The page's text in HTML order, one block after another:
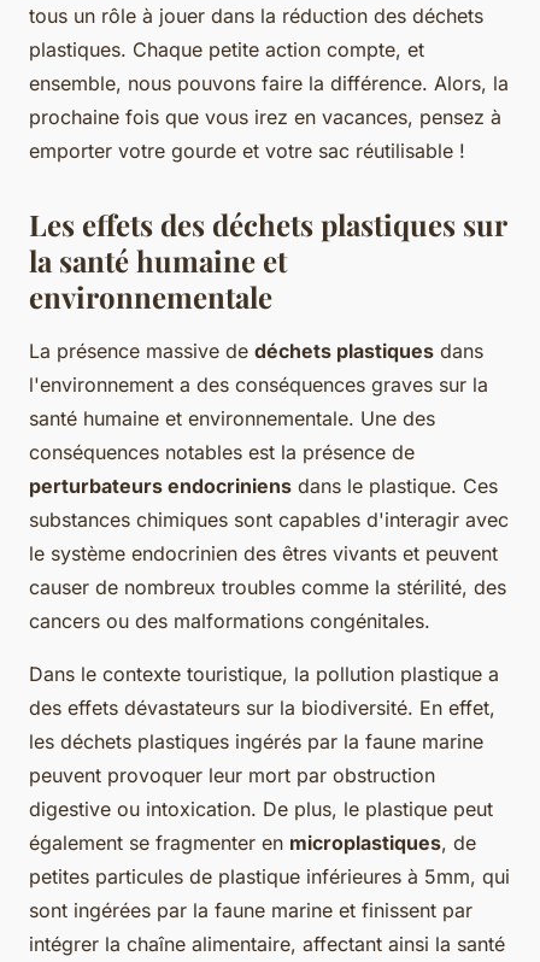
tous un rôle à jouer dans la réduction des déchets
plastiques. Chaque petite action compte, et
ensemble, nous pouvons faire la différence. Alors, la
prochaine fois que vous irez en vacances, pensez à
emporter votre gourde et votre sac réutilisable !
Les effets des déchets plastiques sur
la santé humaine et
environnementale
La présence massive de déchets plastiques dans
l'environnement a des conséquences graves sur la
santé humaine et environnementale. Une des
conséquences notables est la présence de
perturbateurs endocriniens dans le plastique. Ces
substances chimiques sont capables d'interagir avec
le système endocrinien des êtres vivants et peuvent
causer de nombreux troubles comme la stérilité, des
cancers ou des malformations congénitales.
Dans le contexte touristique, la pollution plastique a
des effets dévastateurs sur la biodiversité. En effet,
les déchets plastiques ingérés par la faune marine
peuvent provoquer leur mort par obstruction
digestive ou intoxication. De plus, le plastique peut
également se fragmenter en microplastiques, de
petites particules de plastique inférieures à 5mm, qui
sont ingérées par la faune marine et finissent par
intégrer la chaîne alimentaire, affectant ainsi la santé